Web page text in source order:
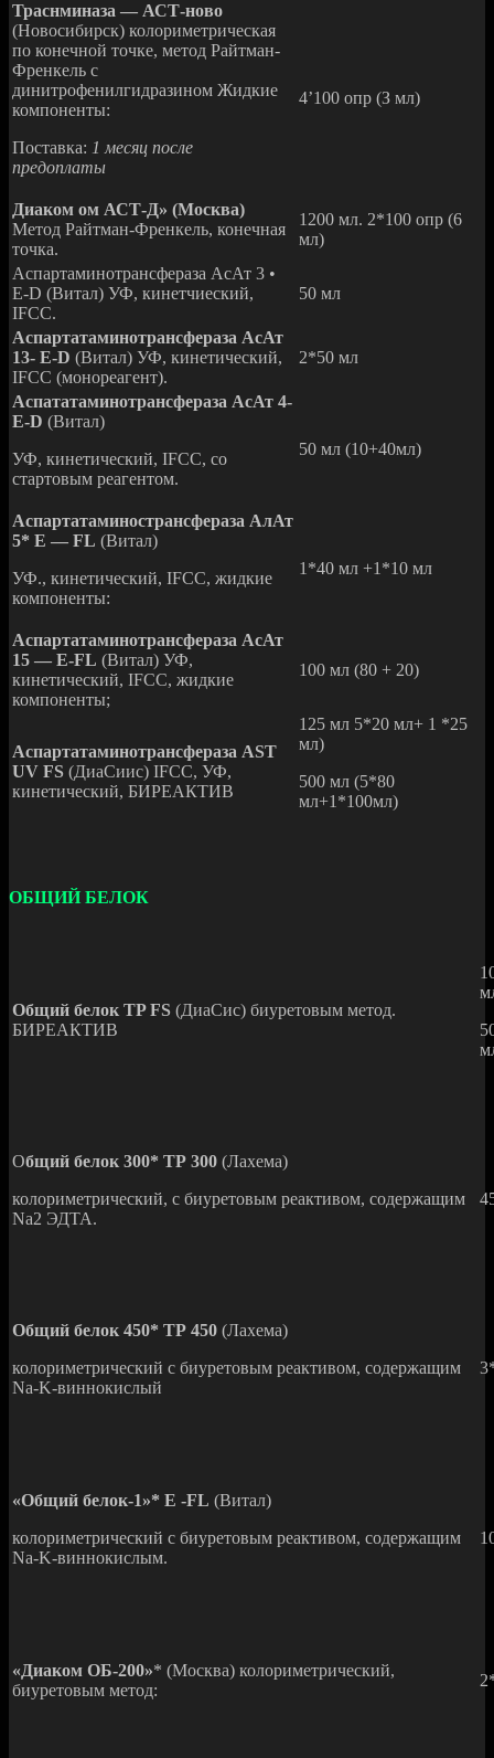
Траснминаза — АСТ-ново
(Новосибирск) колориметрическая
по конечной точке, метод Райтман-
Френкель с
динитрофенилгидразином Жидкие
компоненты:
Поставка: 1 месяц после
предоплаты
4’100 опр (З мл)
Диаком ом АСТ-Д» (Москва)
Метод Райтман-Френкель, конечная
точка.
1200 мл. 2*100 опр (6
мл)
Аспартаминотрансфераза АсАт 3 •
Е-D (Витал) УФ, кинетчиеский,
IFCC.
50 мл
Аспартатаминотрансфераза АсАт
13- Е-D (Витал) УФ, кинетический,
IFCC (монореагент).
2*50 мл
Аспататаминотрансфераза АсАт 4-
Е-D (Витал)
УФ, кинетический, IFCC, со
стартовым реагентом.
50 мл (10+40мл)
Аспартатаминострансфераза АлАт
5* Е — FL (Витал)
УФ., кинетический, IFCC, жидкие
компоненты:
1*40 мл +1*10 мл
Аспартатаминотрансфераза АсАт
15 — Е-FL (Витал) УФ,
кинетический, IFCC, жидкие
компоненты;
100 мл (80 + 20)
Aспартатаминотрансфераза AST
UV FS (ДиаСиис) IFCC, УФ,
кинетический, БИРЕАКТИВ
125 мл 5*20 мл+ 1 *25
мл)
500 мл (5*80
мл+1*100мл)
ОБЩИЙ БЕЛОК
Общий белок TP FS (ДиаСис) биуретовым метод.
БИРЕАКТИВ
Общий белок 300* ТР 300 (Лахема)
колориметрический, с биуретовым реактивом, содержащим
Na2 ЭДТА.
Общий белок 450* ТР 450 (Лахема)
колориметрический с биуретовым реактивом, содержащим
Na-K-виннокислый
«Общий белок-1»* Е -FL (Витал)
колориметрический с биуретовым реактивом, содержащим
Na-K-виннокислым.
«Диаком ОБ-200»* (Москва) колориметрический,
биуретовым метод: